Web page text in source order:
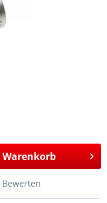
Warenkorb
Bewerten